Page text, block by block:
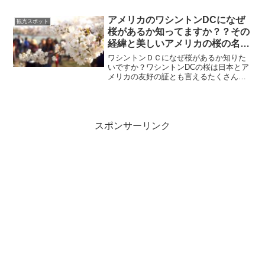
空港からMTRで東涌（トンチョン）駅ま
で行きます。電車は５分...
観光スポット
アメリカのワシントンDCになぜ
桜があるか知ってますか？？その
経緯と美しいアメリカの桜の名所
を紹介します。
ワシントンＤＣになぜ桜があるか知りた
いですか？ワシントンDCの桜は日本とア
メリカの友好の証とも言えるたくさんの
スポンサーリンク